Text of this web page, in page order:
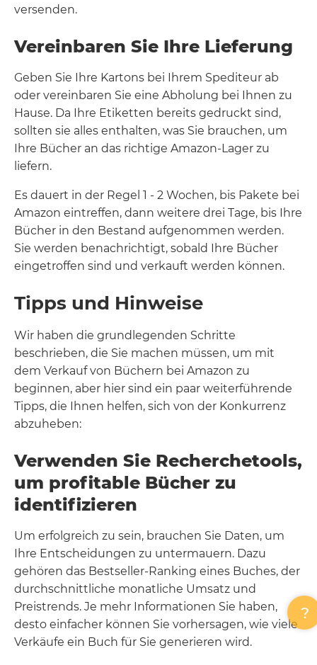
versenden.
Vereinbaren Sie Ihre Lieferung
Geben Sie Ihre Kartons bei Ihrem Spediteur ab
oder vereinbaren Sie eine Abholung bei Ihnen zu
Hause. Da Ihre Etiketten bereits gedruckt sind,
sollten sie alles enthalten, was Sie brauchen, um
Ihre Bücher an das richtige Amazon-Lager zu
liefern.
Es dauert in der Regel 1 - 2 Wochen, bis Pakete bei
Amazon eintreffen, dann weitere drei Tage, bis Ihre
Bücher in den Bestand aufgenommen werden.
Sie werden benachrichtigt, sobald Ihre Bücher
eingetroffen sind und verkauft werden können.
Tipps und Hinweise
Wir haben die grundlegenden Schritte
beschrieben, die Sie machen müssen, um mit
dem Verkauf von Büchern bei Amazon zu
beginnen, aber hier sind ein paar weiterführende
Tipps, die Ihnen helfen, sich von der Konkurrenz
abzuheben:
Verwenden Sie Recherchetools,
um profitable Bücher zu
identifizieren
Um erfolgreich zu sein, brauchen Sie Daten, um
Ihre Entscheidungen zu untermauern. Dazu
gehören das Bestseller-Ranking eines Buches, der
durchschnittliche monatliche Umsatz und
Preistrends. Je mehr Informationen Sie haben,
desto einfacher können Sie vorhersagen, wie viele
Verkäufe ein Buch für Sie generieren wird.